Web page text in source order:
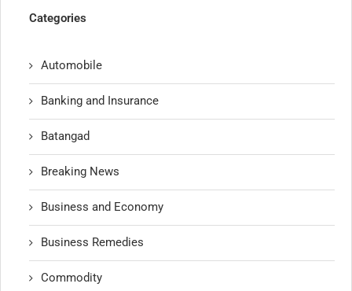
Categories
Automobile
Banking and Insurance
Batangad
Breaking News
Business and Economy
Business Remedies
Commodity